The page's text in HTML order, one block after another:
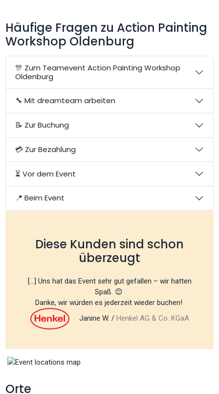
Häufige Fragen zu Action Painting
Workshop Oldenburg
🎊 Zum Teamevent Action Painting Workshop
Oldenburg
🔧 Mit dreamteam arbeiten
📝 Zur Buchung
💳 Zur Bezahlung
⏳ Vor dem Event
📍 Beim Event
Diese Kunden sind schon
überzeugt
[...] Uns hat das Event sehr gut gefallen – wir hatten
Spaß. 😊
Danke, wir würden es jederzeit wieder buchen!
Janine W. / Henkel AG & Co. KGaA
Orte